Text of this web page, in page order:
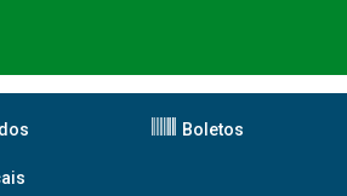
Boletos